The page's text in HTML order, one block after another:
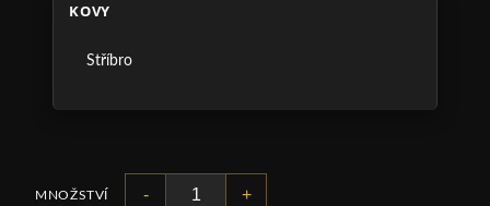
KOVY
Stříbro
MNOŽSTVÍ - +